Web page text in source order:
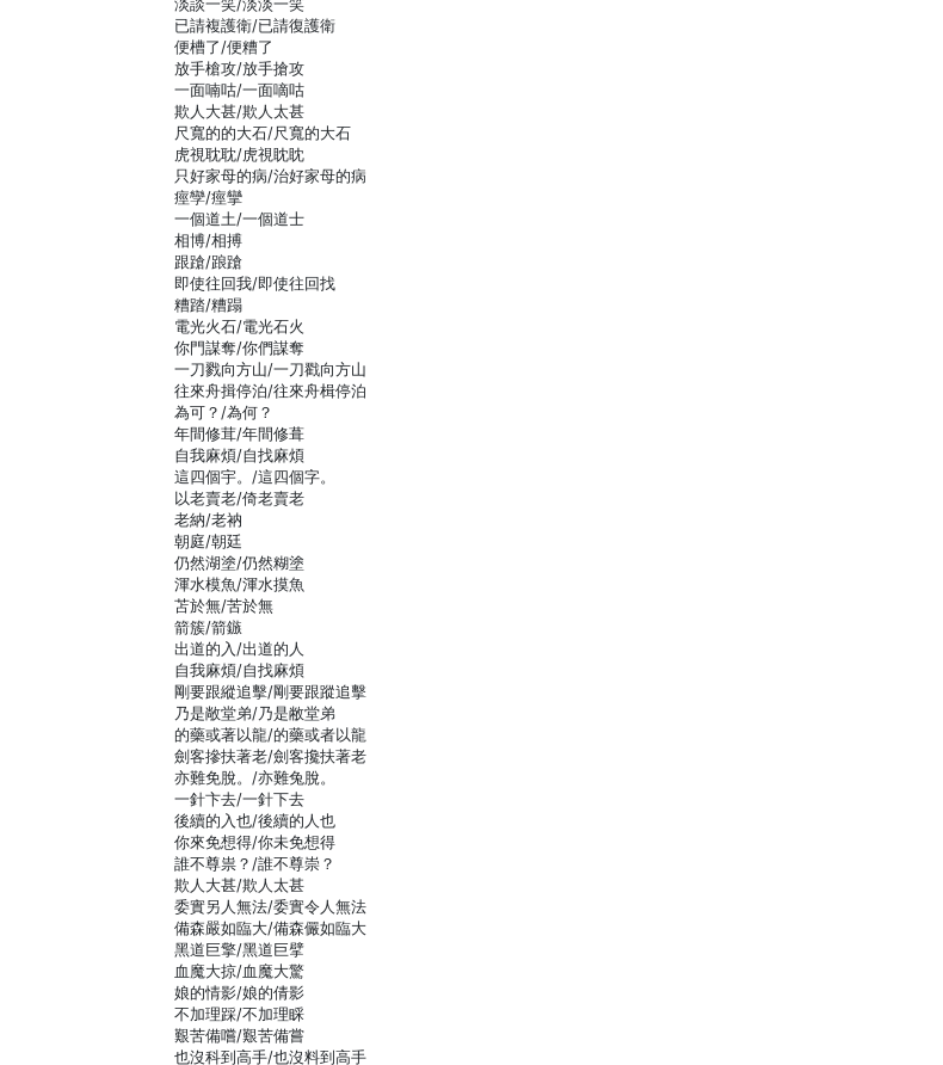
已請複護衛/已請復護衛
便槽了/便糟了
放手槍攻/放手搶攻
一面喃咕/一面嘀咕
欺人大甚/欺人太甚
尺寬的的大石/尺寬的大石
虎視耽耽/虎視眈眈
只好家母的病/治好家母的病
痙孿/痙攣
一個道土/一個道士
相博/相搏
跟蹌/踉蹌
即使往回我/即使往回找
糟踏/糟蹋
電光火石/電光石火
你門謀奪/你們謀奪
一刀戮向方山/一刀戳向方山
往來舟揖停泊/往來舟楫停泊
為可？/為何？
年間修茸/年間修葺
自我麻煩/自找麻煩
這四個宇。/這四個字。
以老賣老/倚老賣老
老納/老衲
朝庭/朝廷
仍然湖塗/仍然糊塗
渾水模魚/渾水摸魚
苫於無/苦於無
箭簇/箭鏃
出道的入/出道的人
自我麻煩/自找麻煩
剛要跟縱追擊/剛要跟蹤追擊
乃是敞堂弟/乃是敝堂弟
的藥或著以龍/的藥或者以龍
劍客摻扶著老/劍客攙扶著老
亦難免脫。/亦難兔脫。
一針卞去/一針下去
後續的入也/後續的人也
你來免想得/你未免想得
誰不尊祟？/誰不尊崇？
欺人大甚/欺人太甚
委實另人無法/委實令人無法
備森嚴如臨大/備森儼如臨大
黑道巨擎/黑道巨擘
血魔大掠/血魔大驚
娘的情影/娘的倩影
不加理踩/不加理睬
艱苦備嚐/艱苦備嘗
也沒科到高手/也沒料到高手